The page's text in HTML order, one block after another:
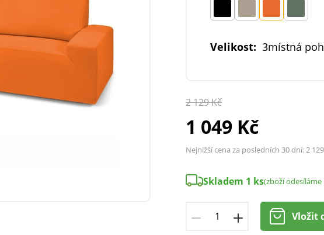
Velikost: 3místná
2 129 Kč
1 049 Kč
Nejnižší cena za posledních 30 dní:2
Skladem 1 ks(zboží odesíláme
Vložit